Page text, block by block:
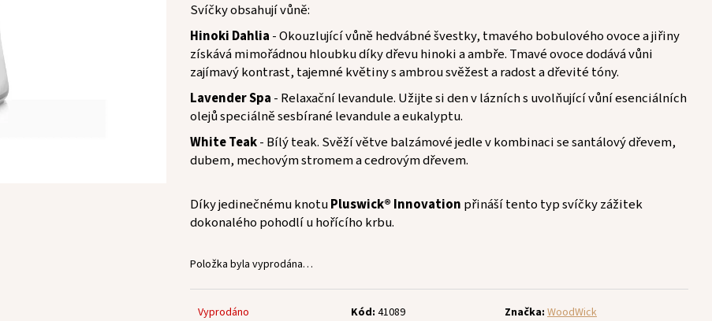
Svíčky obsahují vůně:
Hinoki Dahlia - Okouzlující vůně hedvábné švestky, tmavého bobulového ovoce a jiřiny
získává mimořádnou hloubku díky dřevu hinoki a ambře. Tmavé ovoce dodává vůni
zajímavý kontrast, tajemné květiny s ambrou svěžest a radost a dřevité tóny.
Lavender Spa - Relaxační levandule. Užijte si den v lázních s uvolňující vůní esenciálních
olejů speciálně sesbírané levandule a eukalyptu.
White Teak- Bílý teak. Svěží větve balzámové jedle v kombinaci se santálový dřevem,
dubem, mechovým stromem a cedrovým dřevem.
Díky jedinečnému knotuPluswick® Innovation přináší tento typ svíčky zážitek
dokonalého pohodlí u hořícího krbu.
Položka byla vyprodána…
Vyprodáno Kód: 41089 Značka: WoodWick